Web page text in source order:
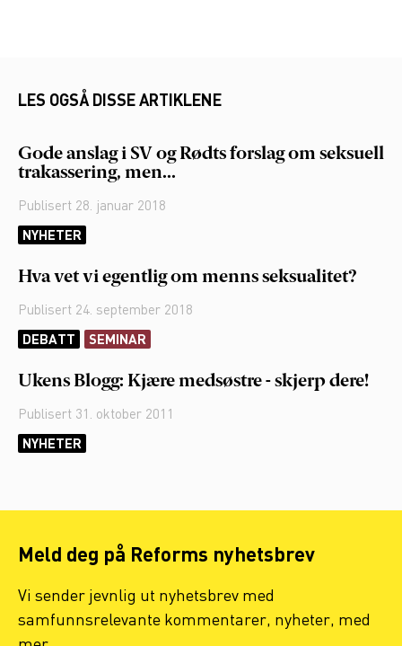
LES OGSÅ DISSE ARTIKLENE
Gode anslag i SV og Rødts forslag om seksuell
trakassering, men...
Publisert 28. januar 2018
NYHETER
Hva vet vi egentlig om menns seksualitet?
Publisert 24. september 2018
DEBATT
SEMINAR
Ukens Blogg: Kjære medsøstre - skjerp dere!
Publisert 31. oktober 2011
NYHETER
Meld deg på Reforms nyhetsbrev
Vi sender jevnlig ut nyhetsbrev med
samfunnsrelevante kommentarer, nyheter, med